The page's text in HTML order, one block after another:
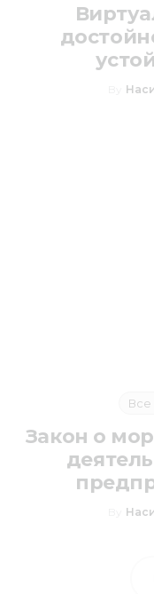
Все
Закон о